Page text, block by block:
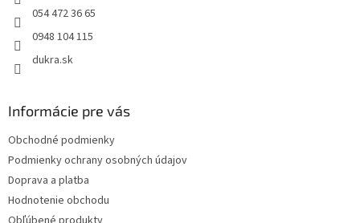
054 472 36 65
0948 104 115
dukra.sk
Informácie pre vás
Obchodné podmienky
Podmienky ochrany osobných údajov
Doprava a platba
Hodnotenie obchodu